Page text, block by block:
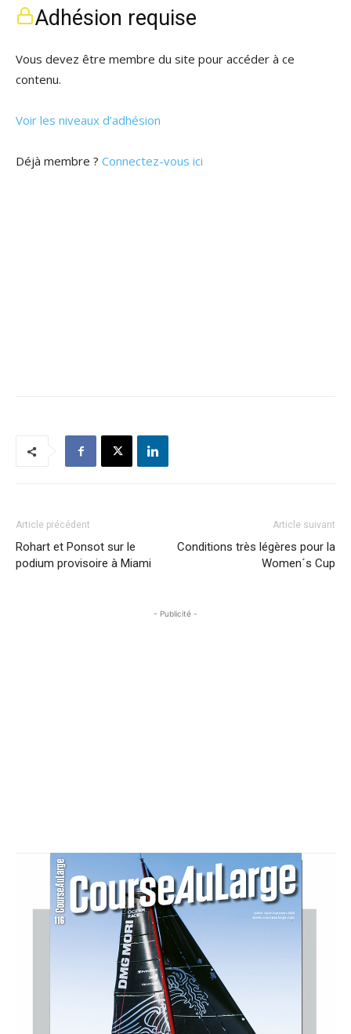
Adhésion requise
Vous devez être membre du site pour accéder à ce
contenu.
Voir les niveaux d’adhésion
Déjà membre ? Connectez-vous ici
Article précédent
Rohart et Ponsot sur le
podium provisoire à Miami
Article suivant
Conditions très légères pour la
Women´s Cup
- Publicité -